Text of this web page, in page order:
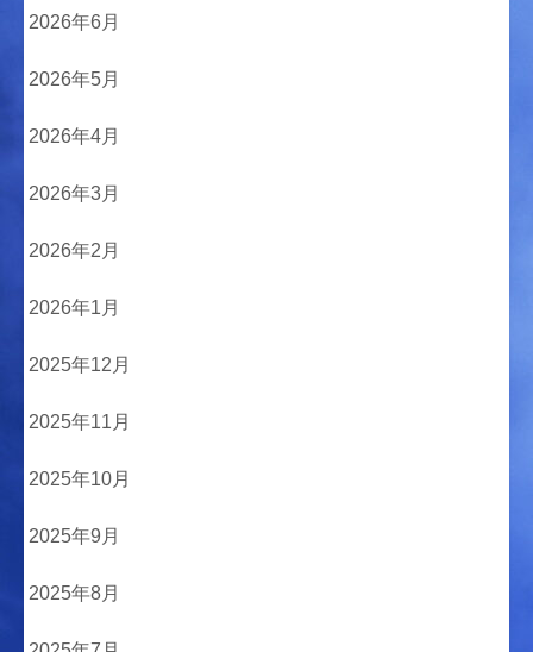
2026年6月
2026年5月
2026年4月
2026年3月
2026年2月
2026年1月
2025年12月
2025年11月
2025年10月
2025年9月
2025年8月